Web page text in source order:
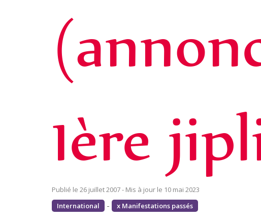
1ère
26 juillet 2007
10 mai 2023
International
- x Manifestations passés